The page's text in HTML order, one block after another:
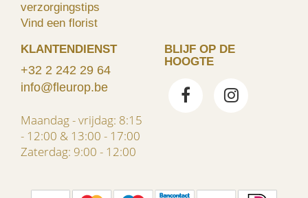
verzorgingstips
Vind een florist
KLANTENDIENST
+32 2 242 29 64
info@fleurop.be
Maandag - vrijdag: 8:15
- 12:00 & 13:00 - 17:00
Zaterdag: 9:00 - 12:00
BLIJF OP DE
HOOGTE